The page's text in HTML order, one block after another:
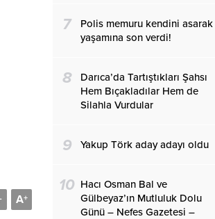
A+
-
7
Polis memuru kendini asarak
yaşamına son verdi!
8
Darıca’da Tartıştıkları Şahsı
Hem Bıçakladılar Hem de
Silahla Vurdular
9 Yakup Törk aday adayı oldu
10 Hacı Osman Bal ve
Gülbeyaz’ın Mutluluk Dolu
Günü – Nefes Gazetesi –